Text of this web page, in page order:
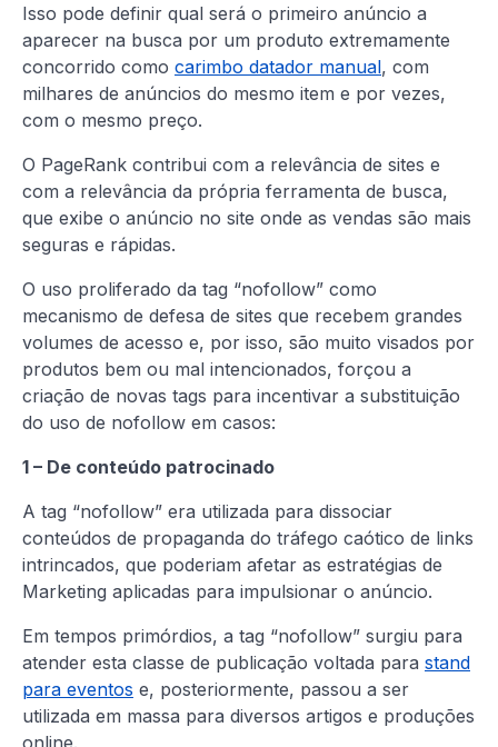
Isso pode definir qual será o primeiro anúncio a
aparecer na busca por um produto extremamente
concorrido como carimbo datador manual, com
milhares de anúncios do mesmo item e por vezes,
com o mesmo preço.
O PageRank contribui com a relevância de sites e
com a relevância da própria ferramenta de busca,
que exibe o anúncio no site onde as vendas são mais
seguras e rápidas.
O uso proliferado da tag “nofollow” como
mecanismo de defesa de sites que recebem grandes
volumes de acesso e, por isso, são muito visados por
produtos bem ou mal intencionados, forçou a
criação de novas tags para incentivar a substituição
do uso de nofollow em casos:
1 – De conteúdo patrocinado
A tag “nofollow” era utilizada para dissociar
conteúdos de propaganda do tráfego caótico de links
intrincados, que poderiam afetar as estratégias de
Marketing aplicadas para impulsionar o anúncio.
Em tempos primórdios, a tag “nofollow” surgiu para
atender esta classe de publicação voltada para stand
para eventos e, posteriormente, passou a ser
utilizada em massa para diversos artigos e produções